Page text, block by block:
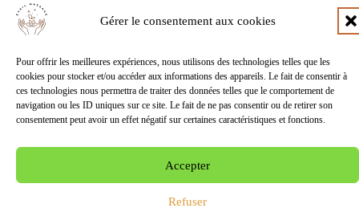
Gérer le consentement aux cookies
Pour offrir les meilleures expériences, nous utilisons des technologies telles que les
cookies pour stocker et/ou accéder aux informations des appareils. Le fait de consentir à
ces technologies nous permettra de traiter des données telles que le comportement de
navigation ou les ID uniques sur ce site. Le fait de ne pas consentir ou de retirer son
consentement peut avoir un effet négatif sur certaines caractéristiques et fonctions.
Accepter
Refuser